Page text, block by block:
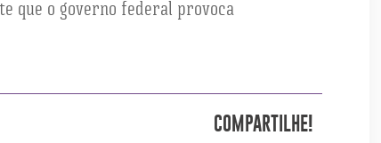
que o governo federal provoca
COMPARTILHE!